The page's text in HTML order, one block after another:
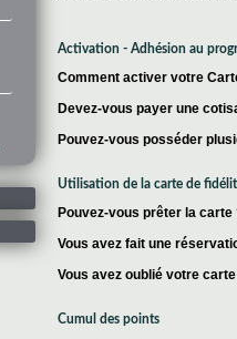
Activation - Adhésion au
Comment activer votre
Devez-vous payer une
Pouvez-vous posséder
Utilisation de la carte de
Pouvez-vous prêter la carte
Vous avez fait une
Vous avez oublié votre
Cumul des points